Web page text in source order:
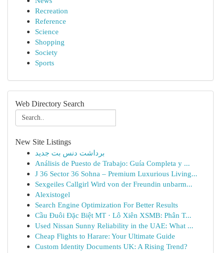
Recreation
Reference
Science
Shopping
Society
Sports
Web Directory Search
New Site Listings
برداشت دنس بت جدید
Análisis de Puesto de Trabajo: Guía Completa y ...
J 36 Sector 36 Sohna – Premium Luxurious Living...
Sexgeiles Callgirl Wird von der Freundin unbarm...
Alexistogel
Search Engine Optimization For Better Results
Cầu Đuôi Đặc Biệt MT · Lô Xiên XSMB: Phân T...
Used Nissan Sunny Reliability in the UAE: What ...
Cheap Flights to Harare: Your Ultimate Guide
Custom Identity Documents UK: A Rising Trend?